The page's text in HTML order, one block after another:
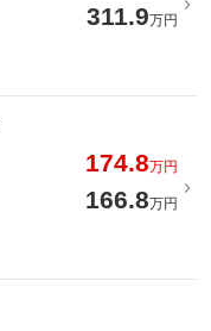
311.9万円
174.8万円
166.8万円